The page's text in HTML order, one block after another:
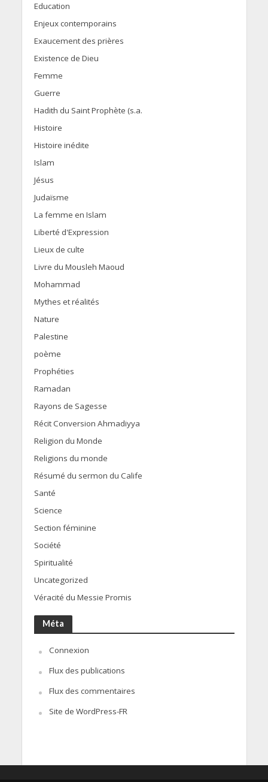
Education
Enjeux contemporains
Exaucement des prières
Existence de Dieu
Femme
Guerre
Hadith du Saint Prophète (s.a.
Histoire
Histoire inédite
Islam
Jésus
Judaïsme
La femme en Islam
Liberté d'Expression
Lieux de culte
Livre du Mousleh Maoud
Mohammad
Mythes et réalités
Nature
Palestine
poème
Prophéties
Ramadan
Rayons de Sagesse
Récit Conversion Ahmadiyya
Religion du Monde
Religions du monde
Résumé du sermon du Calife
Santé
Science
Section féminine
Société
Spiritualité
Uncategorized
Véracité du Messie Promis
Méta
Connexion
Flux des publications
Flux des commentaires
Site de WordPress-FR